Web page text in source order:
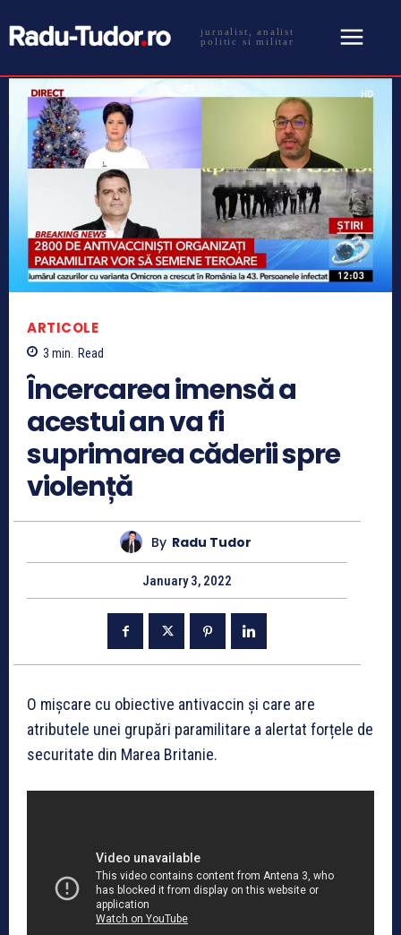
jurnalist, analist
politic si militar
ARTICOLE
3 min. Read
Încercarea imensă a
acestui an va fi
suprimarea căderii spre
violență
By Radu Tudor
January 3, 2022
O mișcare cu obiective antivaccin și care are
atributele unei grupări paramilitare a alertat forțele de
securitate din Marea Britanie.